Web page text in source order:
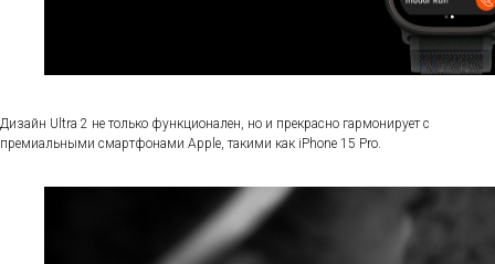
Дизайн Ultra 2 не только функционален, но и прекрасно гармонирует с
премиальными смартфонами Apple, такими как iPhone 15 Pro.